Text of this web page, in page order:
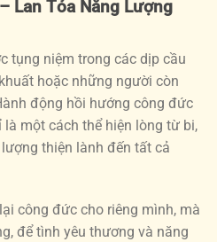
Lan Tỏa Năng Lượng
tụng niệm trong các dịp cầu
hoặc những người còn
động hồi hướng công đức
một cách thể hiện lòng từ bi,
thiện lành đến tất cả
công đức cho riêng mình, mà
để tình yêu thương và năng